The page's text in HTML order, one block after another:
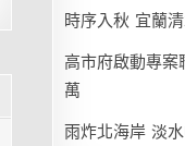
時序入秋 宜蘭
高市府啟動專
萬
雨炸北海岸 淡